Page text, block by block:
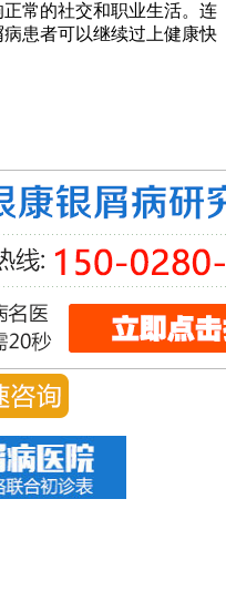
常的社交和职业生活。连
患者可以继续过上健康快